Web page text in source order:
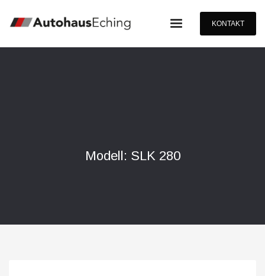
KONTAKT
Modell: SLK 280